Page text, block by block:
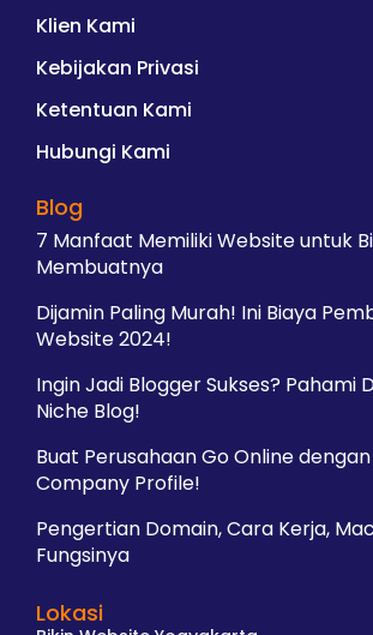
Klien Kami
Kebijakan Privasi
Ketentuan Kami
Hubungi Kami
Blog
7 Manfaat Memiliki Website untuk
Membuatnya
Dijamin Paling Murah! Ini Biaya
Website 2024!
Ingin Jadi Blogger Sukses? Pahami
Niche Blog!
Buat Perusahaan Go Online
Company Profile!
Pengertian Domain, Cara Kerja,
Fungsinya
Lokasi